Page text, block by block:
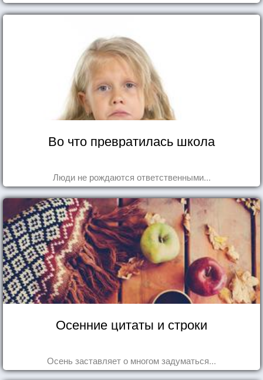
Во что превратилась школа
Люди не рождаются ответственными...
Осенние цитаты и строки
Осень заставляет о многом задуматься...